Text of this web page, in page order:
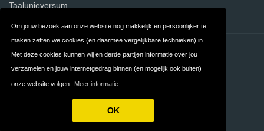
Om jouw bezoek aan onze website nog makkelijk en persoonlijker te
maken zetten we cookies (en daarmee vergelijkbare technieken) in.
Met deze cookies kunnen wij en derde partijen informatie over jou
verzamelen en jouw internetgedrag binnen (en mogelijk ook buiten)
onze website volgen. Meer informatie
OK
Taalunieversum
Contact Privacy
Algemene FAQ
Copyright © 2026 CursusReviews.nl